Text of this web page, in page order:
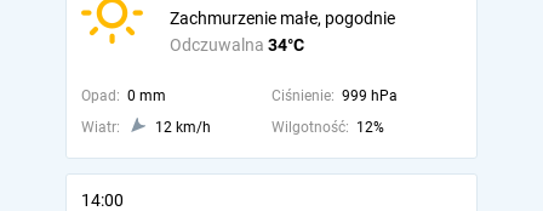
Odczuwalna 34°C
Zachmurzenie małe, pogodnie
Opad: 0 mm Ciśnienie: 999 hPa
Wiatr:
12 km/h Wilgotność: 12%
14:00